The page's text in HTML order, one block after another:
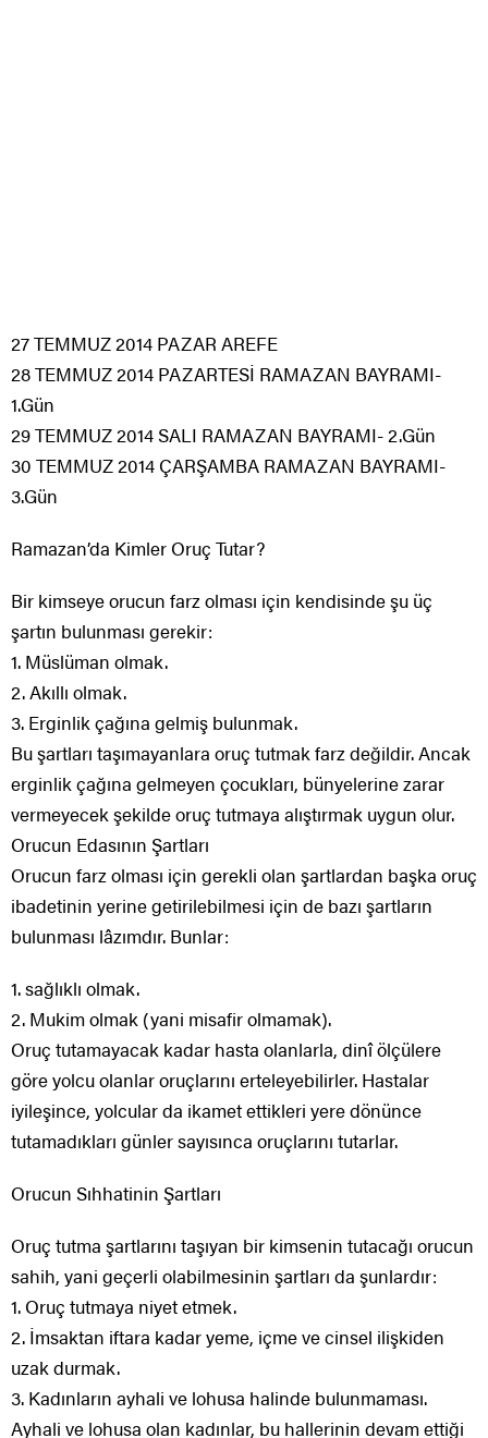
27 TEMMUZ 2014 PAZAR AREFE
28 TEMMUZ 2014 PAZARTESİ RAMAZAN BAYRAMI-
1.Gün
29 TEMMUZ 2014 SALI RAMAZAN BAYRAMI- 2.Gün
30 TEMMUZ 2014 ÇARŞAMBA RAMAZAN BAYRAMI-
3.Gün
Ramazan’da Kimler Oruç Tutar?
Bir kimseye orucun farz olması için kendisinde şu üç
şartın bulunması gerekir:
1. Müslüman olmak.
2. Akıllı olmak.
3. Erginlik çağına gelmiş bulunmak.
Bu şartları taşımayanlara oruç tutmak farz değildir. Ancak
erginlik çağına gelmeyen çocukları, bünyelerine zarar
vermeyecek şekilde oruç tutmaya alıştırmak uygun olur.
Orucun Edasının Şartları
Orucun farz olması için gerekli olan şartlardan başka oruç
ibadetinin yerine getirilebilmesi için de bazı şartların
bulunması lâzımdır. Bunlar:
1. sağlıklı olmak.
2. Mukim olmak (yani misafir olmamak).
Oruç tutamayacak kadar hasta olanlarla, dinî ölçülere
göre yolcu olanlar oruçlarını erteleyebilirler. Hastalar
iyileşince, yolcular da ikamet ettikleri yere dönünce
tutamadıkları günler sayısınca oruçlarını tutarlar.
Orucun Sıhhatinin Şartları
Oruç tutma şartlarını taşıyan bir kimsenin tutacağı orucun
sahih, yani geçerli olabilmesinin şartları da şunlardır:
1. Oruç tutmaya niyet etmek.
2. İmsaktan iftara kadar yeme, içme ve cinsel ilişkiden
uzak durmak.
3. Kadınların ayhali ve lohusa halinde bulunmaması.
Ayhali ve lohusa olan kadınlar, bu hallerinin devam ettiği